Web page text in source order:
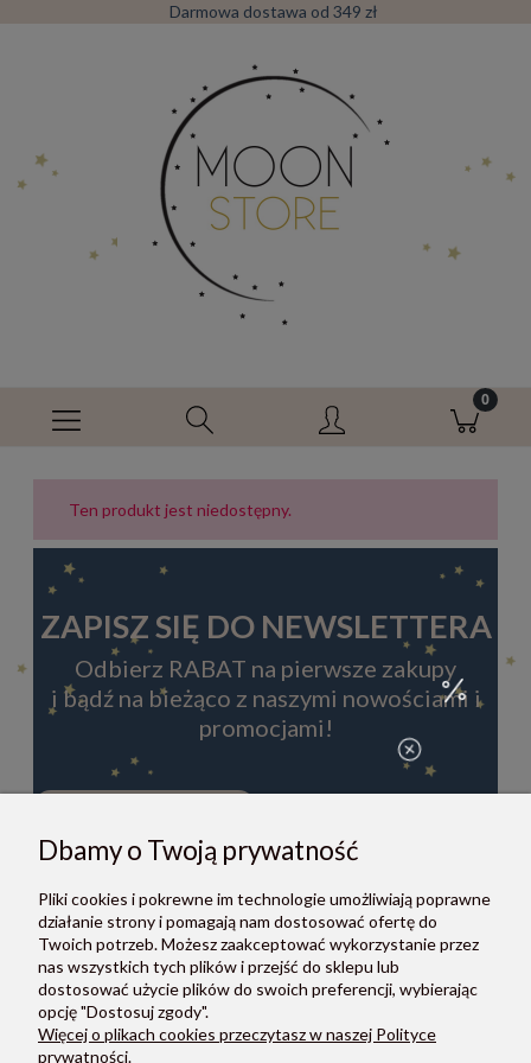
Darmowa dostawa od 349 zł
Ten produkt jest niedostępny.
ZAPISZ SIĘ DO NEWSLETTERA
Odbierz RABAT na pierwsze zakupy
i bądź na bieżąco z naszymi nowościami i
promocjami!
ZAPISZ SIĘ
Zapisując się do newslettera, akceptujesz Regulamin i Politykę
prywatności.
O NAS
Dbamy o Twoją prywatność
Pliki cookies i pokrewne im technologie umożliwiają poprawne
działanie strony i pomagają nam dostosować ofertę do
Twoich potrzeb. Możesz zaakceptować wykorzystanie przez
nas wszystkich tych plików i przejść do sklepu lub
dostosować użycie plików do swoich preferencji, wybierając
opcję "Dostosuj zgody".
Więcej o plikach cookies przeczytasz w naszej Polityce
prywatności.